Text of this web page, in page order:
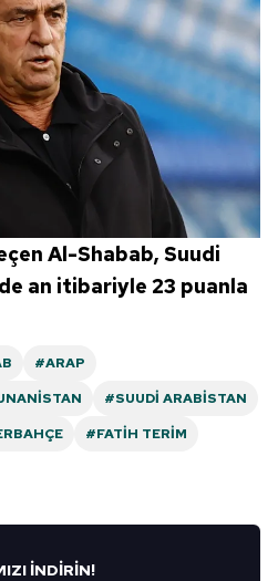
Al-Shabab, Suudi
an itibariyle 23 puanla
#ARAP
#SUUDI ARABISTAN
#FATIH TERIM
İNDİRİN!